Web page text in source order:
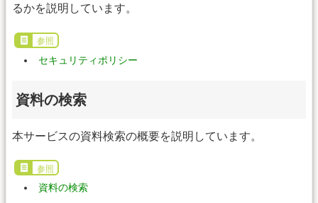
るかを説明しています。
参照
セキュリティポリシー
資料の検索
本サービスの資料検索の概要を説明しています。
参照
資料の検索